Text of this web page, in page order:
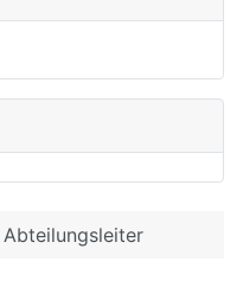
Abteilungsleiter